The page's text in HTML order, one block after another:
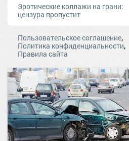
Эротические коллажи на грани:
цензура пропустит
Пользовательское соглашение,
Политика конфиденциальности,
Правила сайта